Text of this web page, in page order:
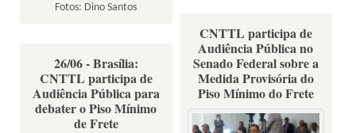
Fotos: Dino Santos
CNTTL participa de
Audiência Pública no
Senado Federal sobre a
Medida Provisória do
Piso Mínimo do Frete
26/06 - Brasília:
CNTTL participa de
Audiência Pública para
debater o Piso Mínimo
de Frete